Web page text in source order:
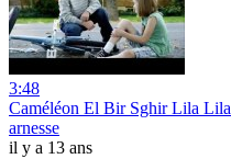
3:48
Caméléon El Bir Sghir Lila Lila
arnesse
il y a 13 ans